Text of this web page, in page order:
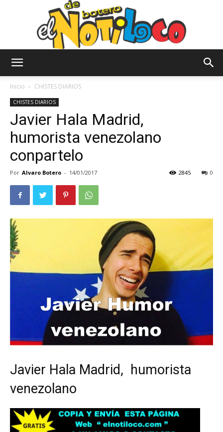
Notiloco
Inicio CHISTES DIARIOS
CHISTES DIARIOS
Javier Hala Madrid,
humorista venezolano
conpartelo
Por Alvaro Botero - 14/01/2017 0
2845
Javier Hala Madrid, humorista
venezolano